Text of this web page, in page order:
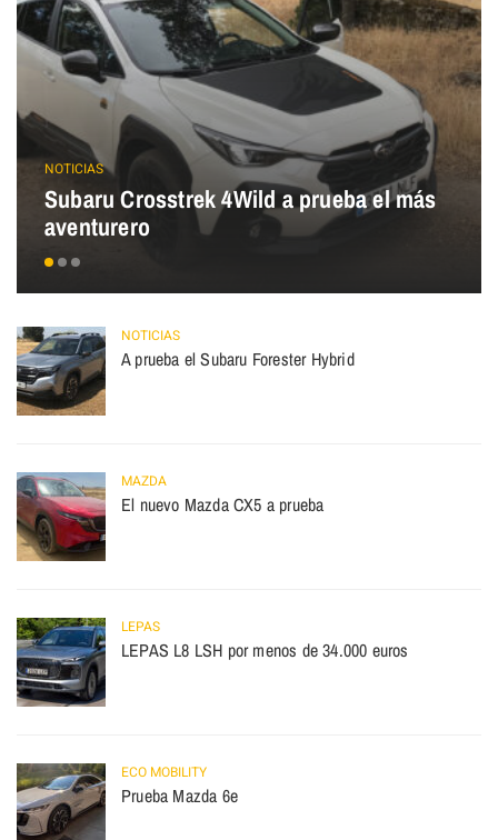
NOTICIAS
Subaru Crosstrek 4Wild a prueba el más
aventurero
NOTICIAS
A prueba el Subaru Forester Hybrid
MAZDA
El nuevo Mazda CX5 a prueba
LEPAS
LEPAS L8 LSH por menos de 34.000 euros
ECO MOBILITY
Prueba Mazda 6e